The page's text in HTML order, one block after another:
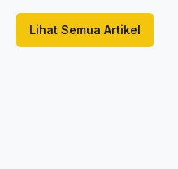
Lihat Semua Artikel